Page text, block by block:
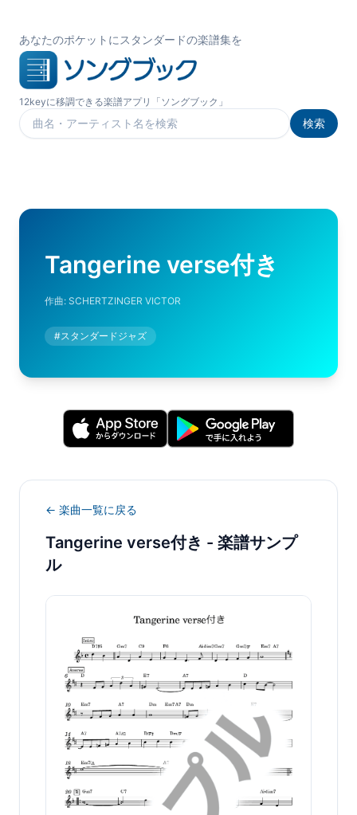
あなたのポケットにスタンダードの楽譜集を
12keyに移調できる楽譜アプリ「ソングブック」
楽曲を検索
検索
Tangerine verse付き
作曲: SCHERTZINGER VICTOR
#スタンダードジャズ
← 楽曲一覧に戻る
Tangerine verse付き - 楽譜サンプ
ル